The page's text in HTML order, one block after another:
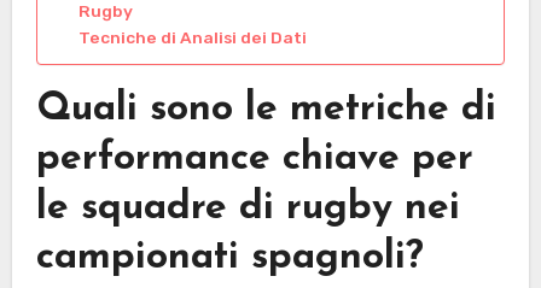
Rugby
Tecniche di Analisi dei Dati
Quali sono le metriche di
performance chiave per
le squadre di rugby nei
campionati spagnoli?